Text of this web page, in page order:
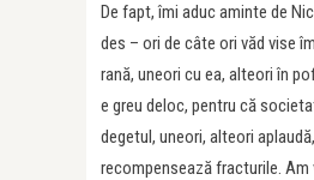
De fapt, îmi aduc aminte de
des – ori de câte ori văd vise
rană, uneori cu ea, alteori în
e greu deloc, pentru că
degetul, uneori, alteori
recompensează fracturile.